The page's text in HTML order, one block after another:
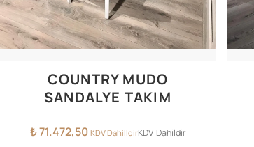
COUNTRY MUDO
SANDALYE TAKIM
₺71.472,50 KDV DahilldirKDV Dahildir